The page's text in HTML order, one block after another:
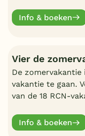
Info & boeken
Vier de
De
vakantie te gaan.
van de 18 RCN-
jong en oud.
Info & boeken